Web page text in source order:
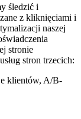
śledzić i
z kliknięciami i
naszej
stronie
stron trzecich:
klientów, A/B-